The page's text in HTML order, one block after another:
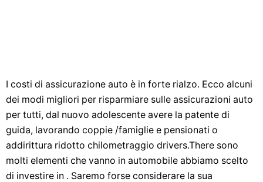
I costi di assicurazione auto è in forte rialzo. Ecco alcuni
dei modi migliori per risparmiare sulle assicurazioni auto
per tutti, dal nuovo adolescente avere la patente di
guida, lavorando coppie /famiglie e pensionati o
addirittura ridotto chilometraggio drivers.There sono
molti elementi che vanno in automobile abbiamo scelto
di investire in . Saremo forse considerare la sua